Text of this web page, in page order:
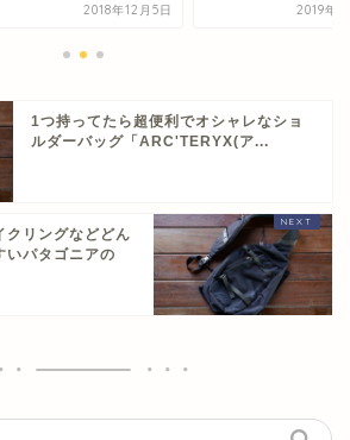
2019年4月3日 2018年7
1つ持ってたら超便利でオシャレなショ
ルダーバッグ「ARC'TERYX(ア...
クリングなどどん
いパタゴニアの